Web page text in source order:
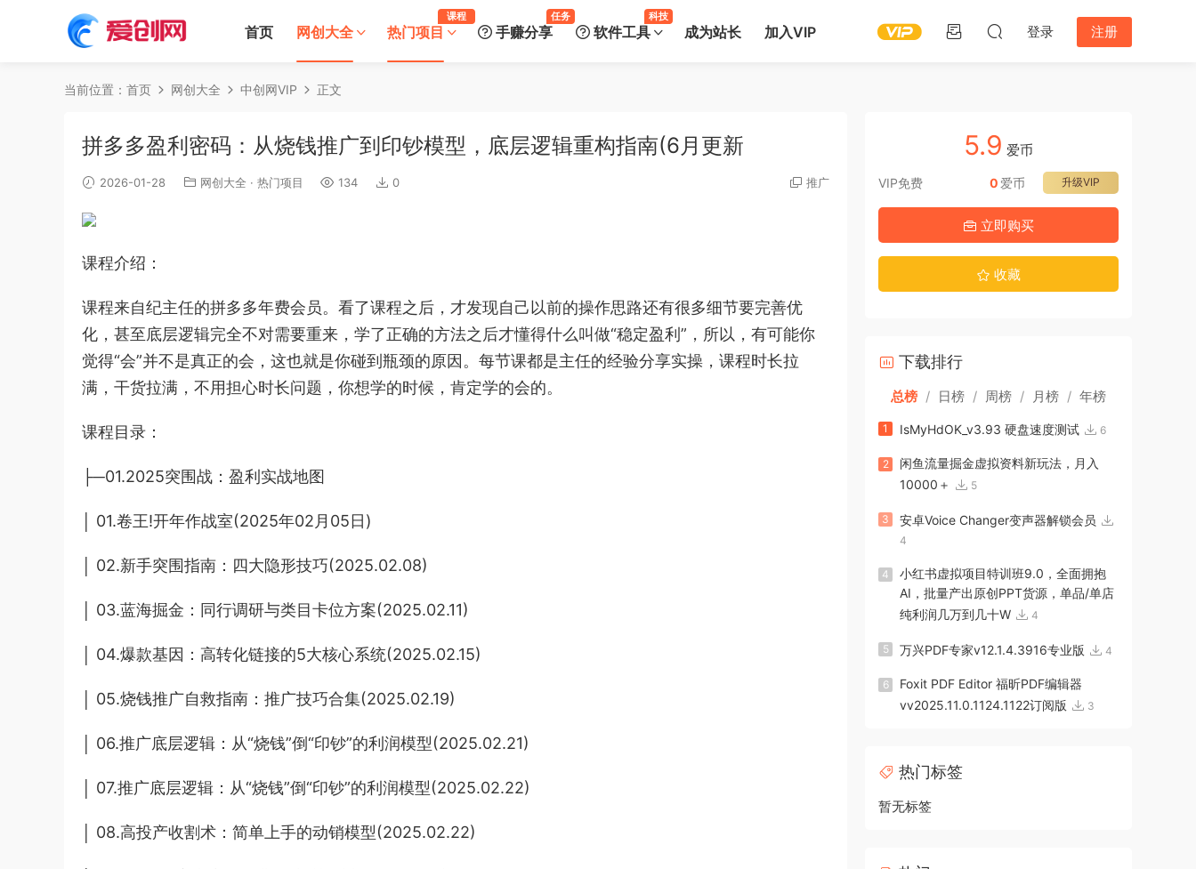
首页 网创大全 热门项目
课程
手赚分享
任务
软件工具
科技
成为站长 加入VIP 登录 注册
当前位置： 首页 网创大全 中创网VIP 正文
拼多多盈利密码：从烧钱推广到印钞模型，底层逻辑重构指南(6月更新
2026-01-28 网创大全 · 热门项目 134 0 推广
课程介绍：
课程来自纪主任的拼多多年费会员。看了课程之后，才发现自己以前的操作思路还有很多细节要完善优
化，甚至底层逻辑完全不对需要重来，学了正确的方法之后才懂得什么叫做“稳定盈利”，所以，有可能你
觉得“会”并不是真正的会，这也就是你碰到瓶颈的原因。每节课都是主任的经验分享实操，课程时长拉
满，干货拉满，不用担心时长问题，你想学的时候，肯定学的会的。
课程目录：
├─01.2025突围战：盈利实战地图
│ 01.卷王!开年作战室(2025年02月05日)
│ 02.新手突围指南：四大隐形技巧(2025.02.08)
│ 03.蓝海掘金：同行调研与类目卡位方案(2025.02.11)
│ 04.爆款基因：高转化链接的5大核心系统(2025.02.15)
│ 05.烧钱推广自救指南：推广技巧合集(2025.02.19)
│ 06.推广底层逻辑：从“烧钱”倒“印钞”的利润模型(2025.02.21)
│ 07.推广底层逻辑：从“烧钱”倒“印钞”的利润模型(2025.02.22)
│ 08.高投产收割术：简单上手的动销模型(2025.02.22)
5.9 爱币
VIP免费 升级VIP
0 爱币
立即购买
收藏
下载排行
总榜 / 日榜 / 周榜 / 月榜 / 年榜
1 IsMyHdOK_v3.93 硬盘速度测试 6
2
闲鱼流量掘金虚拟资料新玩法，月入
10000＋
5
3 安卓Voice Changer变声器解锁会员
4
4
小红书虚拟项目特训班9.0，全面拥抱
AI，批量产出原创PPT货源，单品/单店
纯利润几万到几十W
4
5 万兴PDF专家v12.1.4.3916专业版 4
6
Foxit PDF Editor 福昕PDF编辑器
vv2025.11.0.1124.1122订阅版
3
热门标签
暂无标签